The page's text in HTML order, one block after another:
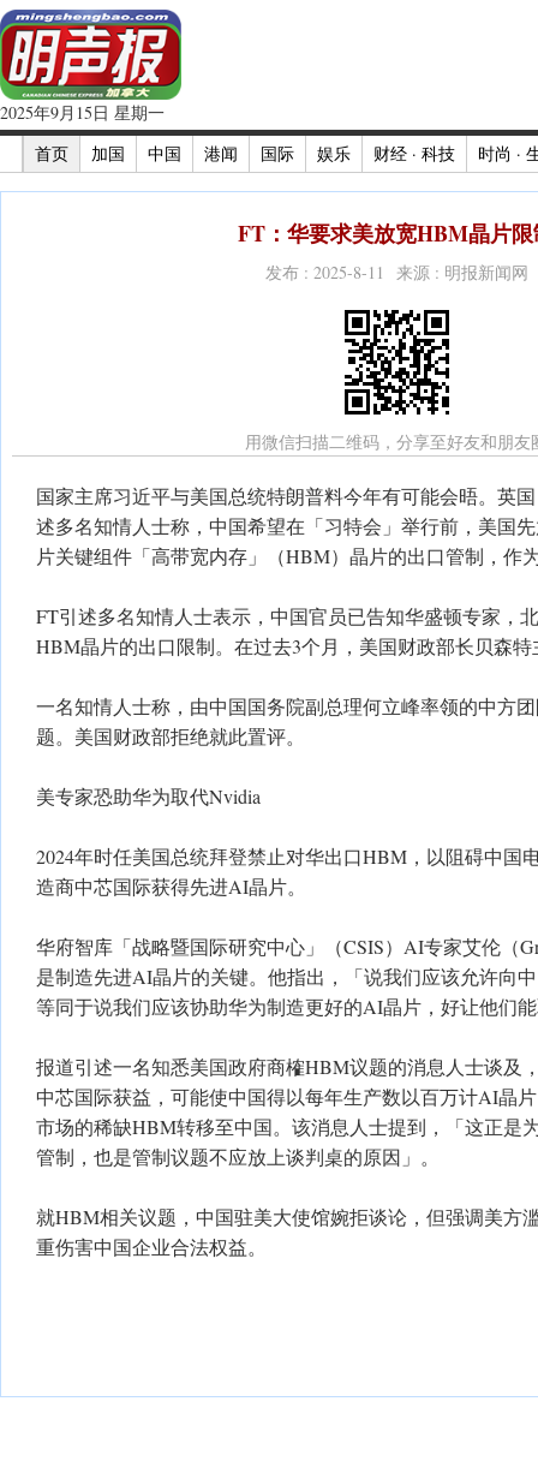
2025年9月15日 星期一
首页
加国 中国 港闻 国际 娱乐 财经 · 科技 时尚 ·
FT：华要求美放宽HBM晶片
发布 : 2025-8-11 来源 : 明报新闻网
用微信扫描二维码，分享至好友和朋友
国家主席习近平与美国总统特朗普料今年有可能会晤。英
述多名知情人士称，中国希望在「习特会」举行前，美国
片关键组件「高带宽内存」（HBM）晶片的出口管制，作
FT引述多名知情人士表示，中国官员已告知华盛顿专家，
HBM晶片的出口限制。在过去3个月，美国财政部长贝森
一名知情人士称，由中国国务院副总理何立峰率领的中方
题。美国财政部拒绝就此置评。
美专家恐助华为取代Nvidia
2024年时任美国总统拜登禁止对华出口HBM，以阻碍中国
造商中芯国际获得先进AI晶片。
华府智库「战略暨国际研究中心」（CSIS）AI专家艾伦（
是制造先进AI晶片的关键。他指出，「说我们应该允许向
等同于说我们应该协助华为制造更好的AI晶片，好让他们
报道引述一名知悉美国政府商榷HBM议题的消息人士谈及
中芯国际获益，可能使中国得以每年生产数以百万计AI晶
市场的稀缺HBM转移至中国。该消息人士提到，「这正是
管制，也是管制议题不应放上谈判桌的原因」。
就HBM相关议题，中国驻美大使馆婉拒谈论，但强调美方
重伤害中国企业合法权益。